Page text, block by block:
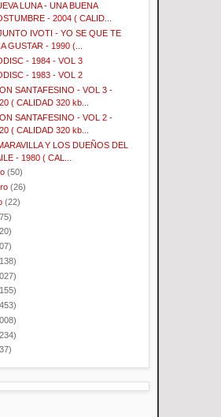
LUNA - UNA BUENA
- 2004 ( CALID...
IVOTI - YO SE QUE TE
A GUSTAR - 1990 (...
- 1984 - VOL 3
- 1983 - VOL 2
SANTAFESINO - VOL 3 -
( CALIDAD 320 kb...
SANTAFESINO - VOL 2 -
( CALIDAD 320 kb...
Y LOS DUEÑOS DEL
- 1980 ( CAL...
(50)
(26)
(22)